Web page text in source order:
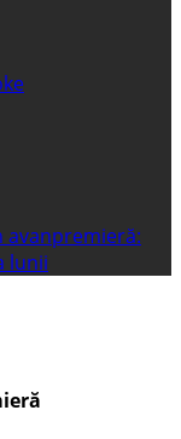
avanpremieră:
lunii